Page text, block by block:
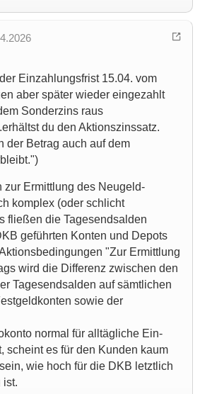
Einzahlungsfrist 15.04. vom
aber später wieder eingezahlt
Sonderzins raus
du den Aktionszinssatz.
der Betrag auch auf dem
zur Ermittlung des Neugeld-
komplex (oder schlicht
fließen die Tagesendsalden
geführten Konten und Depots
"Zur Ermittlung
wird die Differenz zwischen den
Tagesendsalden auf sämtlichen
sowie der
normal für alltägliche Ein-
scheint es für den Kunden kaum
wie hoch für die DKB letztlich
ist.